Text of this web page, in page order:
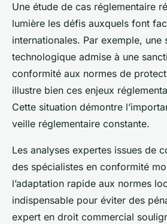
Une étude de cas réglementaire
lumière les défis auxquels font
internationales. Par exemple, une
technologique admise à une
conformité aux normes de
illustre bien ces enjeux
Cette situation démontre
veille réglementaire constante.
Les analyses expertes issues de
des spécialistes en conformité
l’adaptation rapide aux normes
indispensable pour éviter des
expert en droit commercial